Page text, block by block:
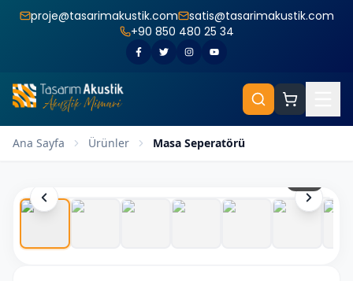
proje@tasarimakustik.com
satis@tasarimakustik.com
+90 850 480 25 34
Ana Sayfa Ürünler Masa Seperatörü